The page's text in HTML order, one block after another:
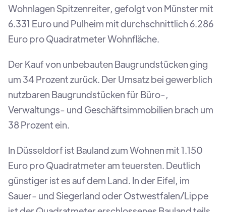
Wohnlagen Spitzenreiter, gefolgt von Münster mit
6.331 Euro und Pulheim mit durchschnittlich 6.286
Euro pro Quadratmeter Wohnfläche.
Der Kauf von unbebauten Baugrundstücken ging
um 34 Prozent zurück. Der Umsatz bei gewerblich
nutzbaren Baugrundstücken für Büro-,
Verwaltungs- und Geschäftsimmobilien brach um
38 Prozent ein.
In Düsseldorf ist Bauland zum Wohnen mit 1.150
Euro pro Quadratmeter am teuersten. Deutlich
günstiger ist es auf dem Land. In der Eifel, im
Sauer- und Siegerland oder Ostwestfalen/Lippe